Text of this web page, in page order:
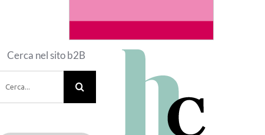
Cerca nel sito b2B
per: